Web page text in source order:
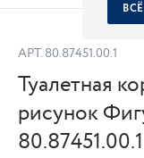
АРТ. 80.87451.00.1
Туалетная
рисунок
80.87451.00.1